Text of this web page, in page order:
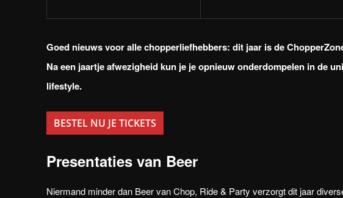
Goed nieuws voor alle chopperliefhebbers: dit jaar is de
Na een jaartje afwezigheid kun je je opnieuw onderdompelen in de
lifestyle.
BESTEL NU JE TICKETS
Presentaties van Beer
Niermand minder dan Beer van Chop, Ride & Party verzorgt dit jaar